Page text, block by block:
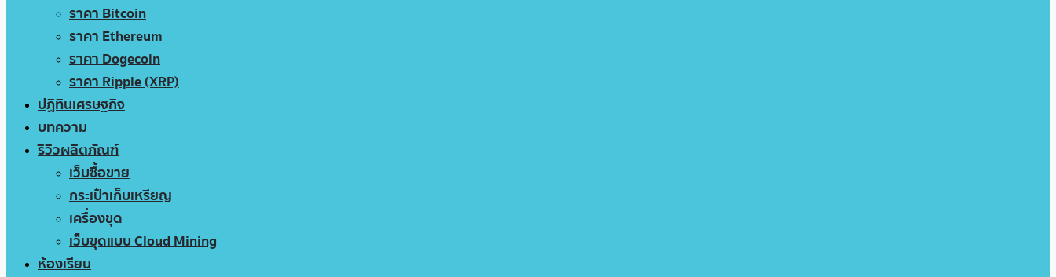
ราคา Bitcoin
ราคา Ethereum
ราคา Dogecoin
ราคา Ripple (XRP)
ปฏิทินเศรษฐกิจ
บทความ
รีวิวผลิตภัณฑ์
เว็บซื้อขาย
กระเป๋าเก็บเหรียญ
เครื่องขุด
เว็บขุดแบบ Cloud Mining
ห้องเรียน